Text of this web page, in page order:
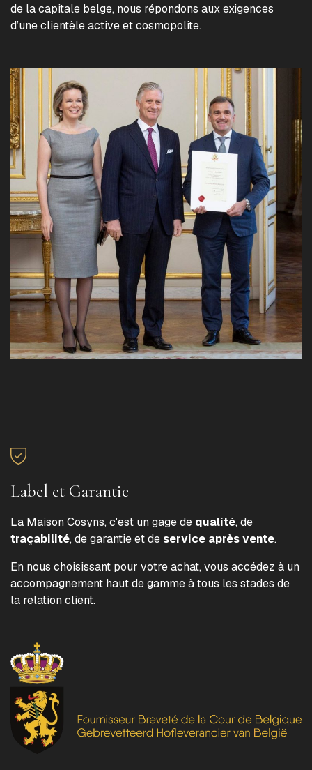
de la capitale belge, nous répondons aux exigences
d’une clientèle active et cosmopolite.
Label et Garantie
La Maison Cosyns, c'est un gage de qualité, de
traçabilité, de garantie et deservice après vente.
En nous choisissant pour votre achat, vous accédez à un
accompagnement haut de gamme à tous les stades de
la relation client.